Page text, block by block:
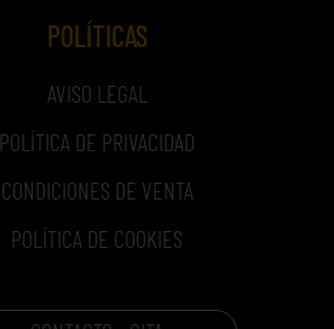
POLÍTICAS
AVISO LEGAL
POLÍTICA DE PRIVACIDAD
CONDICIONES DE VENTA
POLÍTICA DE COOKIES